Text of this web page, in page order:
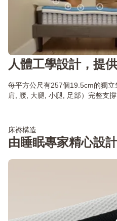
人體工學設計，提
每平方公尺有257個19.5cm的獨
肩, 腰, 大腿, 小腿, 足部）完整支撐
床褥構造
由睡眠專家精心設計